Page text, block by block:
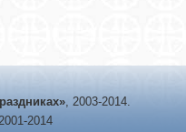
, 2003-2014.
2014